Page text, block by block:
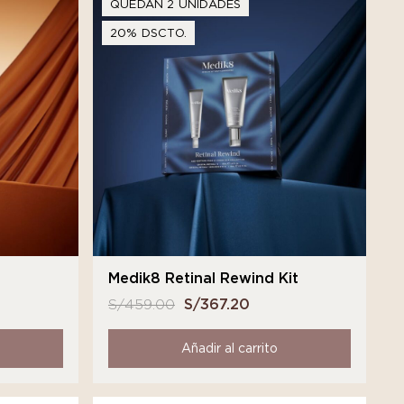
QUEDAN 2 UNIDADES
20% DSCTO.
Medik8 Retinal Rewind Kit
S/459.00 El
precio
original
era:
S/367.20
precio
actual
es:
Añadir al carrito